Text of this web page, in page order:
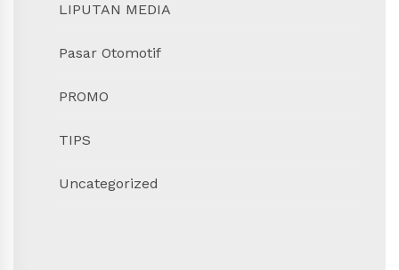
LIPUTAN MEDIA
Pasar Otomotif
PROMO
TIPS
Uncategorized